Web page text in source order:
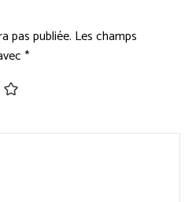
pas publiée. Les champs
*